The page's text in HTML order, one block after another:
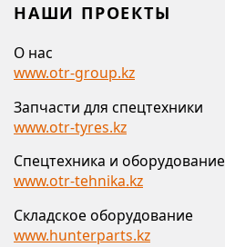
НАШИ ПРОЕКТЫ
О нас
www.otr-group.kz
Запчасти для спецтехники
www.otr-tyres.kz
Спецтехника и оборудование
www.otr-tehnika.kz
Складское оборудование
www.hunterparts.kz